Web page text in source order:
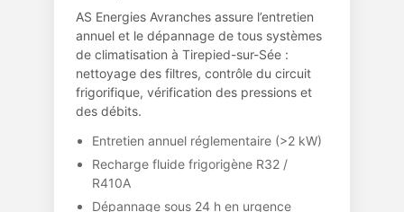
AS Energies Avranches assure l’entretien
annuel et le dépannage de tous systèmes
de climatisation à Tirepied-sur-Sée :
nettoyage des filtres, contrôle du circuit
frigorifique, vérification des pressions et
des débits.
Entretien annuel réglementaire (>2 kW)
Recharge fluide frigorigène R32 /
R410A
Dépannage sous 24 h en urgence